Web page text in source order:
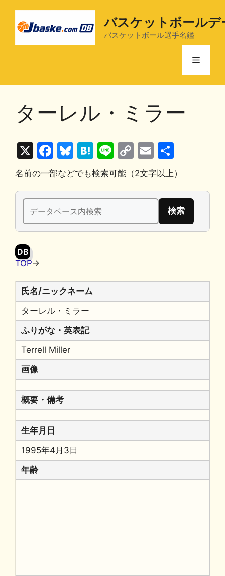
バスケットボールデ
バスケットボール選手名鑑
メ
ターレル・ミラー
X
F
a
c
e
b
o
Bl
u
e
s
k
y
H
at
e
n
a
Li
n
e
C
o
p
y
n
E
m
ai
l
有
名前の一部などでも検索可能（2文字以上）
検
索:
DB
TOP→
氏名/ニックネーム
ターレル・ミラー
ふりがな・英表記
Terrell Miller
画像
概要・備考
生年月日
1995年4月3日
年齢